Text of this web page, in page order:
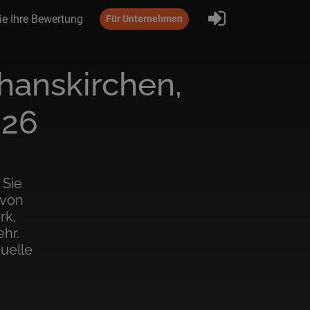
Ihre Bewertung
Für Unternehmen Eintragen